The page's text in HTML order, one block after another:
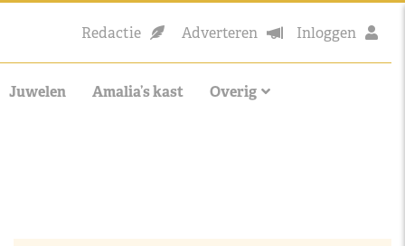
Redactie Adverteren Inloggen
Juwelen Amalia’s kast Overig